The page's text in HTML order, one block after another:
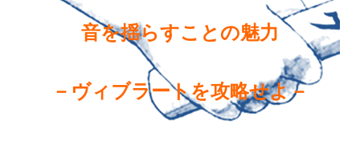
音を揺らすことの魅力
－ヴィブラートを攻略せよ－